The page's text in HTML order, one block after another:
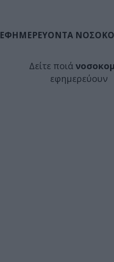
ΕΦΗΜΕΡΕΥΟΝΤΑ
Δείτε ποιά
εφημερεύουν